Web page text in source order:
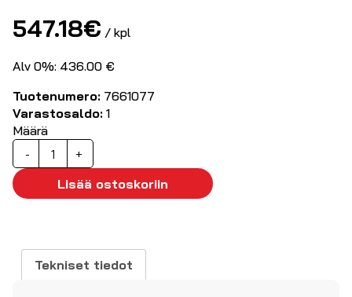
547.18€ / kpl
Alv 0%: 436.00 €
Tuotenumero: 7661077
Varastosaldo: 1
Määrä
-
Fluke
971
Lämpötila-
ja
+
Lisää ostoskoriin
Tekniset tiedot